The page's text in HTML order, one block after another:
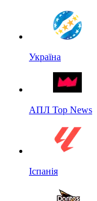
Україна
АПЛ Top News
Іспанія